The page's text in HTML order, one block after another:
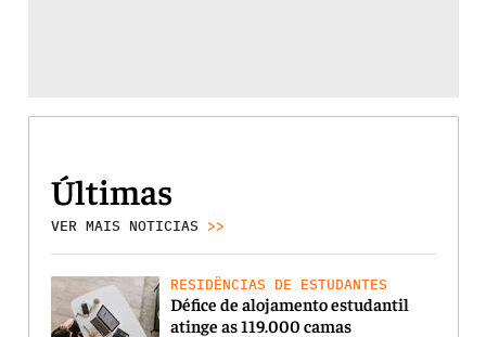
Últimas
VER MAIS NOTICIAS >>
RESIDÊNCIAS DE ESTUDANTES
Défice de alojamento estudantil
atinge as 119.000 camas